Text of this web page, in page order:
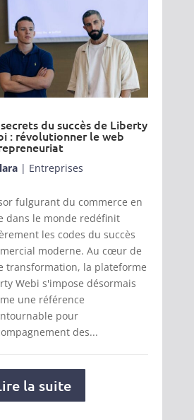
du succès de Liberty
: révolutionner le web
| Entreprises
fulgurant du commerce en
dans le monde redéfinit
les codes du succès
moderne. Au cœur de
transformation, la plateforme
Webi s'impose désormais
une référence
pour
des...
la suite